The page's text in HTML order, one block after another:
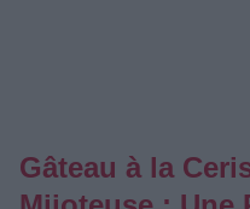
Gâteau à la